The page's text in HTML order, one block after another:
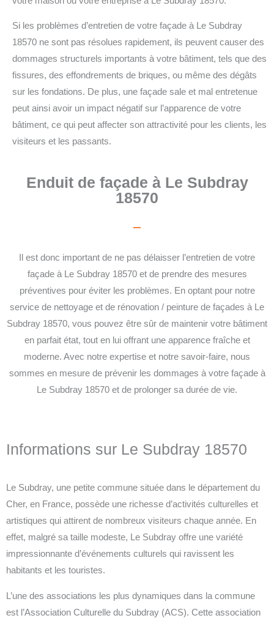
Si les problèmes d’entretien de votre façade à Le Subdray
18570 ne sont pas résolues rapidement, ils peuvent causer des
dommages structurels importants à votre bâtiment, tels que des
fissures, des effondrements de briques, ou même des dégâts
sur les fondations. De plus, une façade sale et mal entretenue
peut ainsi avoir un impact négatif sur l’apparence de votre
bâtiment, ce qui peut affecter son attractivité pour les clients, les
visiteurs et les passants.
Enduit de façade à Le Subdray
18570
Il est donc important de ne pas délaisser l’entretien de votre
façade à Le Subdray 18570 et de prendre des mesures
préventives pour éviter les problèmes. En optant pour notre
service de nettoyage et de rénovation / peinture de façades à Le
Subdray 18570, vous pouvez être sûr de maintenir votre bâtiment
en parfait état, tout en lui offrant une apparence fraîche et
moderne. Avec notre expertise et notre savoir-faire, nous
sommes en mesure de prévenir les dommages à votre façade à
Le Subdray 18570 et de prolonger sa durée de vie.
Informations sur Le Subdray 18570
Le Subdray, une petite commune située dans le département du
Cher, en France, possède une richesse d’activités culturelles et
artistiques qui attirent de nombreux visiteurs chaque année. En
effet, malgré sa taille modeste, Le Subdray offre une variété
impressionnante d’événements culturels qui ravissent les
habitants et les touristes.
L’une des associations les plus dynamiques dans la commune
est l’Association Culturelle du Subdray (ACS). Cette association